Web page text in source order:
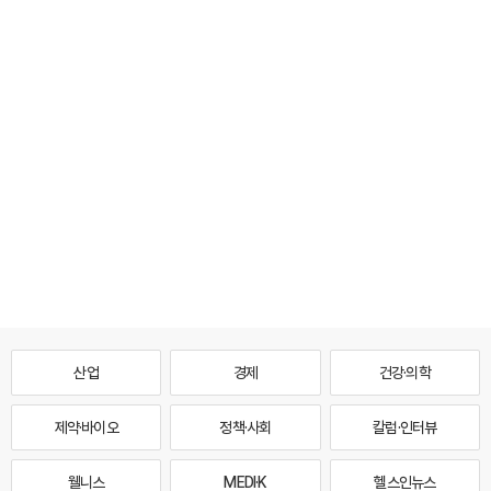
산업 경제 건강·의학
제약·바이오 정책·사회 칼럼·인터뷰
웰니스 MEDI·K 헬스인뉴스